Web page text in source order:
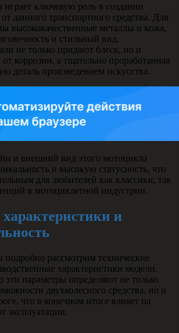
играет ключевую роль в создании
данного транспортного средства. Для
высококачественные металлы и кожа,
и стильный вид.
не только придают блеск, но и
коррозии, а тщательно проработанная
деталь произведением искусства.
и внешний вид этого мотоцикла
и высокую статусность, что
для любителей как классики, так
в мотоциклетной индустрии.
и
подробно рассмотрим технические
характеристики модели.
эти параметры определяют не только
двухколесного средства, но и
что в конечном итоге влияет на
эксплуатации.